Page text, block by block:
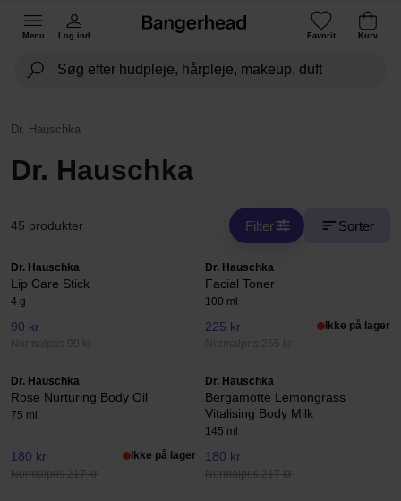
Menu Log ind Favorit Kurv
Dr. Hauschka
Dr. Hauschka
45 produkter Filter Sorter
Dr. Hauschka
Lip Care Stick
4 g
90 kr
Normalpris 99 kr
Dr. Hauschka
Facial Toner
100 ml
225 kr
Normalpris 265 kr
Ikke på lager
Dr. Hauschka
Rose Nurturing Body Oil
75 ml
180 kr
Normalpris 217 kr
Ikke på lager
Dr. Hauschka
Bergamotte Lemongrass
Vitalising Body Milk
145 ml
180 kr
Normalpris 217 kr